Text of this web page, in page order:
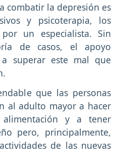
combatir la depresión es
y psicoterapia, los
un especialista. Sin
de casos, el apoyo
superar este mal que
que las personas
al adulto mayor a hacer
y a tener
pero, principalmente,
de las nuevas